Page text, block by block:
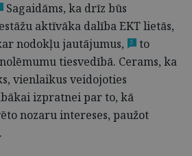
Sagaidāms, ka drīz būs
aktīvāka dalība EKT lietās,
nodokļu jautājumus,
3
to
tiesvedībā. Cerams, ka
vienlaikus veidojoties
izpratnei par to, kā
nozaru intereses, paužot